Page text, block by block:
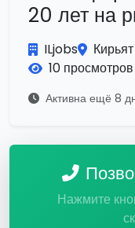
20 лет на
ILjobs
10 просмотров
Активна ещё 8
Нажмите